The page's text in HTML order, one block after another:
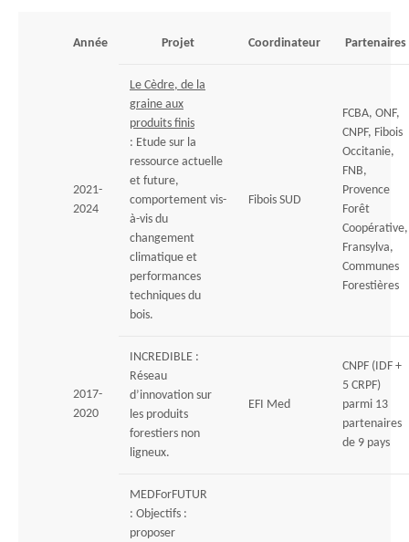
Année Projet Coordinateur Partenaires
2021-
2024
Le Cèdre, de la
graine aux
produits finis
: Etude sur la
ressource actuelle
et future,
comportement vis-
à-vis du
changement
climatique et
performances
techniques du
bois.
Fibois SUD
FCBA, ONF,
CNPF, Fibois
Occitanie,
FNB,
Provence
Forêt
Coopérative,
Fransylva,
Communes
Forestières
2017-
2020
INCREDIBLE :
Réseau
d’innovation sur
les produits
forestiers non
ligneux.
EFI Med
CNPF (IDF +
5 CRPF)
parmi 13
partenaires
de 9 pays
MEDForFUTUR
: Objectifs :
proposer